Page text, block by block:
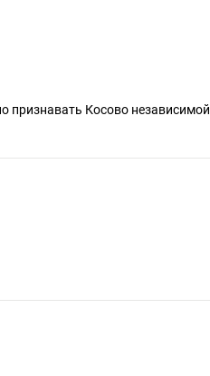
признавать Косово независимой